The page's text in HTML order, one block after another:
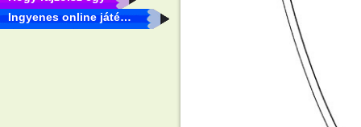
Ingyenes online játékok